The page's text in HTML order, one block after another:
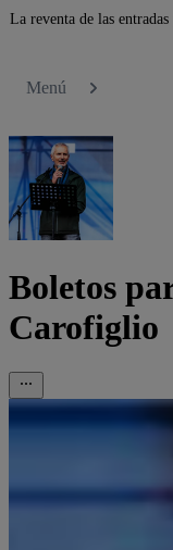
La reventa de las
Menú
Boletos
Carofiglio